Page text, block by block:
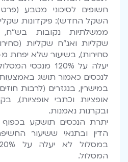
חשופים לסיכוני מטבע
השקל החדש): פיקדונות
ממשלתיות נקובות בש"ח,
שקליות ואג"ח שקליות
יעלה על 120% מנכסי
לנכסים כאמור תושג
במישרין, בנגזרים (לרבות
אופציות וכתבי אופציות),
ובקרנות נאמנות.
יתרת הנכסים תושקע בכפוף
הדין ובתנאי ששיעור
המסלול.